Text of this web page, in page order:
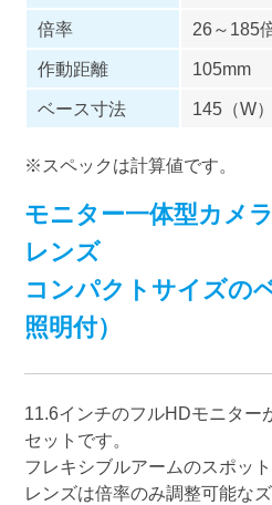
倍率
26～185
作動距離
105mm
ベース寸法
145（W
※スペックは計算値です。
モニター一体型カメ
レンズ
コンパクトサイズの
照明付）
11.6インチのフルHDモニター
セットです。
フレキシブルアームのスポット
レンズは倍率のみ調整可能な